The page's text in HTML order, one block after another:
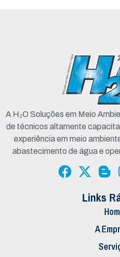
A H₂O Soluções em Meio
de técnicos altamente
experiência em meio
abastecimento de água e
Links
A